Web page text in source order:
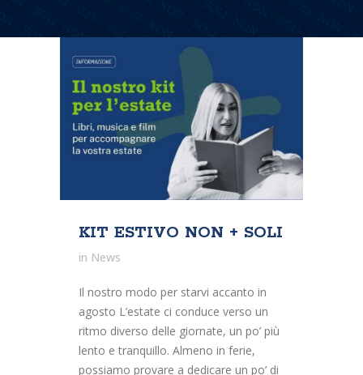
KIT ESTIVO NON + SOLI
in News
Il nostro modo per starvi accanto in
agosto L’estate ci conduce verso un
ritmo diverso delle giornate, un po’ più
lento e tranquillo. Almeno in ferie,
possiamo provare a dedicare un po’ di